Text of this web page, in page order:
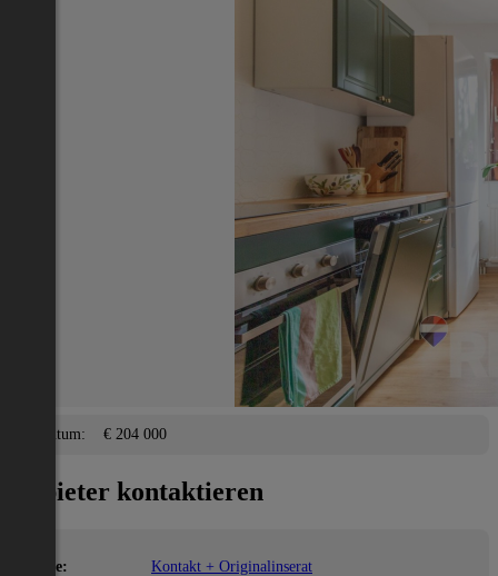
Eigentum: € 204 000
Anbieter kontaktieren
Name: Kontakt + Originalinserat